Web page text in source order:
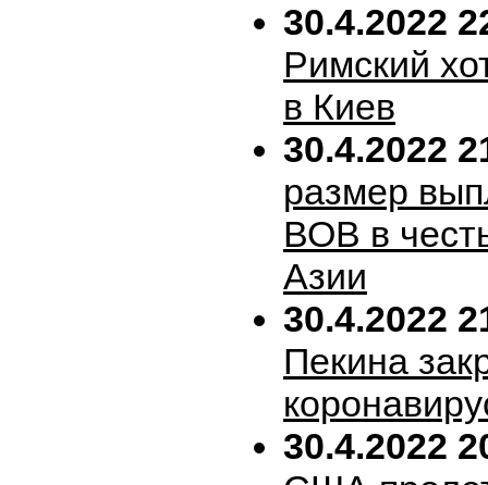
30.4.2022
Римский
в Киев
30.4.2022
размер
ВОВ в
Азии
30.4.2022
Пекина
30.4.2022